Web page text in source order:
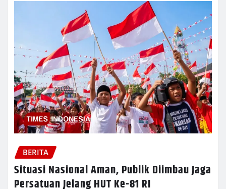
BERITA
Situasi Nasional Aman, Publik Diimbau Jaga
Persatuan Jelang HUT Ke-81 RI